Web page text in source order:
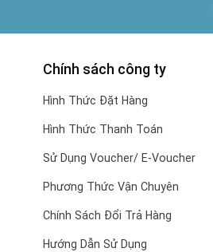
Chính sách công ty
Hình Thức Đặt Hàng
Hình Thức Thanh Toán
Sử Dụng Voucher/ E-Voucher
Phương Thức Vận Chuyên
Chính Sách Đổi Trả Hàng
Hướng Dẫn Sử Dụng